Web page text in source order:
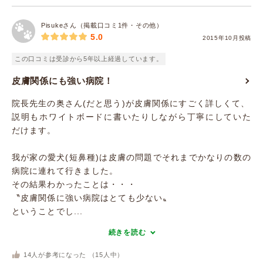
Pisukeさん（掲載口コミ1件・その他）
2015年10月投稿
5.0
この口コミは受診から5年以上経過しています。
皮膚関係にも強い病院！
院長先生の奥さん(だと思う)が皮膚関係にすごく詳しくて、
説明もホワイトボードに書いたりしながら丁寧にしていた
だけます。
我が家の愛犬(短鼻種)は皮膚の問題でそれまでかなりの数の
病院に連れて行きました。
その結果わかったことは・・・
〝皮膚関係に強い病院はとても少ない〟
ということでし...
続きを読む
14 人が参考になった （ 15 人中）